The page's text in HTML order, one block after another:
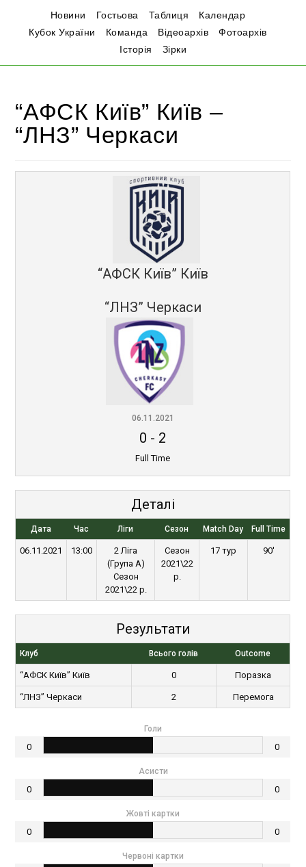
Новини Гостьова Таблиця
Календар
Кубок України
Команда Відеоархів
Фотоархів
Історія
Зірки
“АФСК Київ” Київ –
“ЛНЗ” Черкаси
“АФСК Київ” Київ
“ЛНЗ” Черкаси
06.11.2021
0 - 2
Full Time
Деталі
Дата Час Ліги Сезон Match Day Full Time
06.11.2021 13:00
2 Ліга
(Група А)
Сезон
2021\22 р.
Сезон
2021\22
р.
17 тур 90'
Результати
Клуб Всього голів Outcome
“АФСК Київ” Київ 0 Поразка
“ЛНЗ” Черкаси 2 Перемога
Голи
0 0
Асисти
0 0
Жовті картки
0 0
Червоні картки